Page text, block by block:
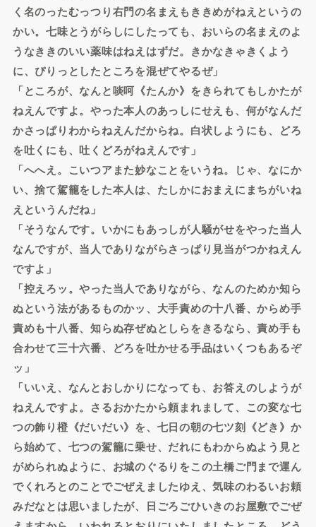
く名のったむっつり右門の名まえもききめがねえというの
かい。七味とうがらしにしたっても、おいらの名まえのよ
うなききのいい薬味はねえはずだ。きかなきゃきくよう
に、ぴりっとしたところを混ぜてやるぜ」
「ところが、なんと啖呵《たんか》をきられてもしかたが
ねえんですよ。やった本人のあっしにせえも、何がなんだ
かさっぱりわからねえんだからね。白状しようにも、どろ
を吐くにも、吐くどろがねえんです」
「へへえ。こいつアまた妙なことをいうね。じゃ、なにか
い、捨て駕籠をした本人は、たしかにおまえにまちがいね
えというんだね」
「そうなんです。いかにもあっしが人騒がせをやった当人
なんですが、当人でありながらさっぱり見当がつかねえん
ですよ」
「控えろッ。やった当人でありながら、なんのためか知ら
ぬという法があるものかッ、大手責めの十八番、からめ手
責めも十八番、知らぬ存ぜぬとしらをきるなら、責め手も
合わせて三十六番、どろを吐かせる手品はいくつもあるぞ
ッ」
「いいえ、なんとおしかりになっても、お答えのしようが
ねえんですよ。さるおかたから頼まれまして、この変な七
つの飾り橙《だいだい》を、七日の朝の七ツ刻《どき》か
ら始めて、七つの駕籠に乗せ、だれにもわからぬよう見と
がめられぬように、お城のぐるりをこの土橋ご門まで運ん
でくれろとのことでごぜえましたゆえ、気味のわるいお頼
みだなとは思いましたが、日ごろごひいきのお屋敷でごぜ